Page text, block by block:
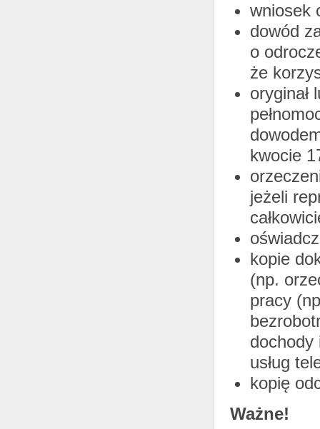
wniosek
dowód
o
że
oryginał
kwocie
jeżeli
kopie
(np.
pracy
dochody
usług
kopię
Ważne!